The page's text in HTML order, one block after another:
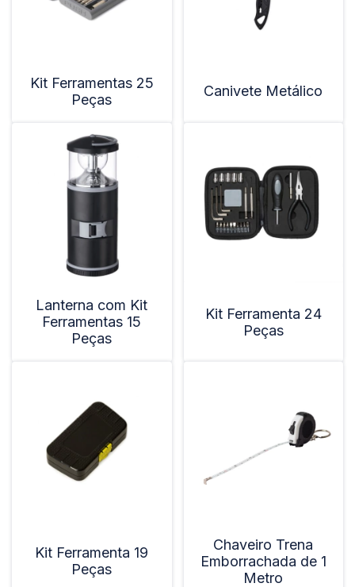
Kit Ferramentas 25
Peças
Canivete Metálico
Lanterna com Kit
Ferramentas 15
Peças
Kit Ferramenta 24
Peças
Kit Ferramenta 19
Peças
Chaveiro Trena
Emborrachada de 1
Metro